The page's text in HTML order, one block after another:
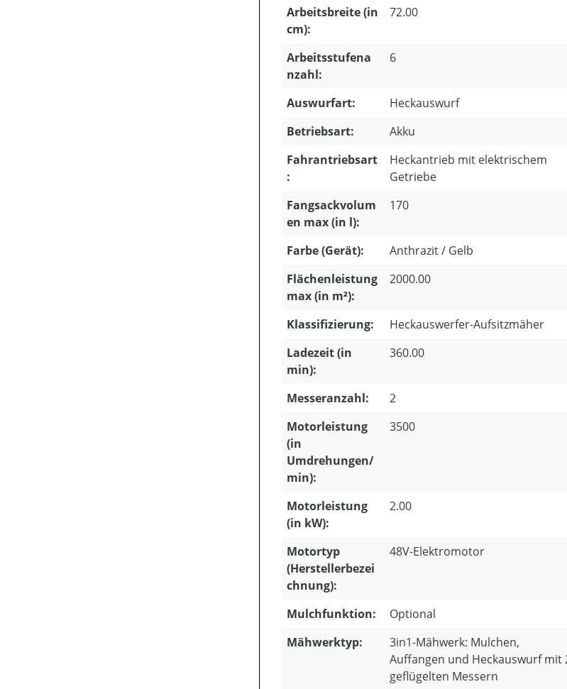
Arbeitsbreite (in
cm):
72.00
Arbeitsstufena
nzahl:
6
Auswurfart:
Heckauswurf
Betriebsart:
Akku
Fahrantriebsart
:
Heckantrieb mit elektrischem
Getriebe
Fangsackvolum
en max (in l):
170
Farbe (Gerät):
Anthrazit / Gelb
Flächenleistung
max (in m²):
2000.00
Klassifizierung:
Heckauswerfer-Aufsitzmäher
Ladezeit (in
min):
360.00
Messeranzahl:
2
Motorleistung
(in
Umdrehungen/
min):
3500
Motorleistung
(in kW):
2.00
Motortyp
(Herstellerbezei
chnung):
48V-Elektromotor
Mulchfunktion:
Optional
Mähwerktyp:
3in1-Mähwerk: Mulchen,
Auffangen und Heckauswurf mit
geflügelten Messern